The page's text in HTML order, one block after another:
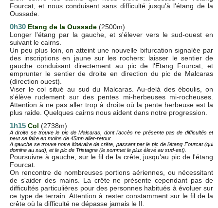
Fourcat, et nous conduisent sans difficulté jusqu'à l'étang de la
Oussade.
0h30 Etang de la Oussade (2500m)
Longer l'étang par la gauche, et s'élever vers le sud-ouest en
suivant le cairns.
Un peu plus loin, on atteint une nouvelle bifurcation signalée par
des inscriptions en jaune sur les rochers: laisser le sentier de
gauche conduisant directement au pic de l'Etang Fourcat, et
emprunter le sentier de droite en direction du pic de Malcaras
(direction ouest).
Viser le col situé au sud du Malcaras. Au-delà des éboulis, on
s'élève rudement sur des pentes mi-herbeuses mi-rocheuses.
Attention à ne pas aller trop à droite où la pente herbeuse est la
plus raide. Quelques cairns nous aident dans notre progression.
1h15 Col (2738m)
A droite se trouve le pic de Malcaras, dont l'accès ne présente pas de difficultés et
peut se faire en moins de 45mn aller-retour.
A gauche se trouve notre itinéraire de crête, passant par le pic de l'étang Fourcat (qui
domine au sud), et le pic de Tristagne (le sommet le plus élevé au sud-est).
Poursuivre à gauche, sur le fil de la crête, jusqu'au pic de l'étang
Fourcat.
On rencontre de nombreuses portions aériennes, ou nécessitant
de s'aider des mains. La crête ne présente cependant pas de
difficultés particulières pour des personnes habitués à évoluer sur
ce type de terrain. Attention à rester constamment sur le fil de la
crête où la difficulté ne dépasse jamais le II.